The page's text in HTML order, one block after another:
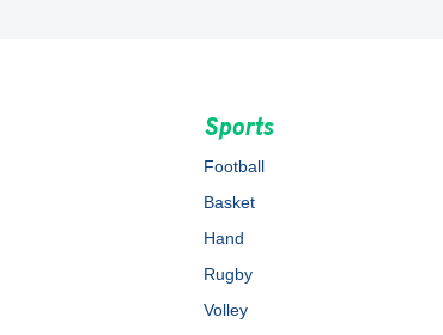
Sports
Football
Basket
Hand
Rugby
Volley